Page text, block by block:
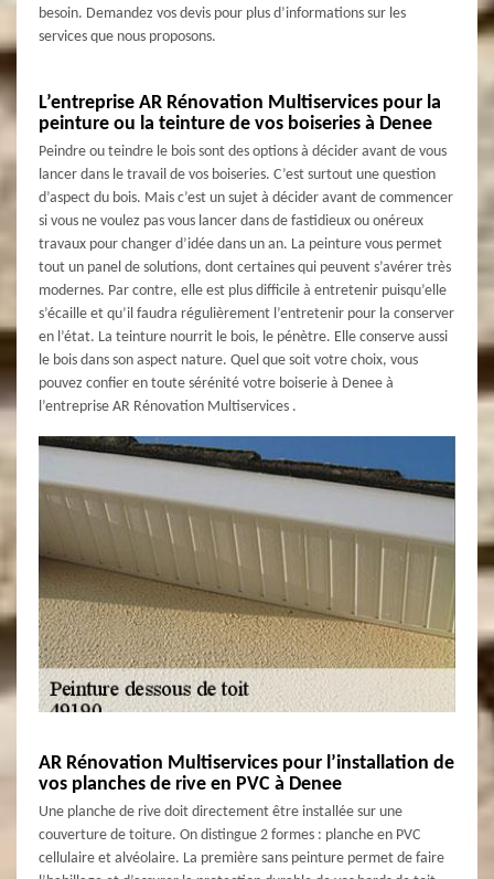
besoin. Demandez vos devis pour plus d’informations sur les
services que nous proposons.
L’entreprise AR Rénovation Multiservices pour la
peinture ou la teinture de vos boiseries à Denee
Peindre ou teindre le bois sont des options à décider avant de vous
lancer dans le travail de vos boiseries. C’est surtout une question
d’aspect du bois. Mais c’est un sujet à décider avant de commencer
si vous ne voulez pas vous lancer dans de fastidieux ou onéreux
travaux pour changer d’idée dans un an. La peinture vous permet
tout un panel de solutions, dont certaines qui peuvent s’avérer très
modernes. Par contre, elle est plus difficile à entretenir puisqu’elle
s’écaille et qu’il faudra régulièrement l’entretenir pour la conserver
en l’état. La teinture nourrit le bois, le pénètre. Elle conserve aussi
le bois dans son aspect nature. Quel que soit votre choix, vous
pouvez confier en toute sérénité votre boiserie à Denee à
l’entreprise AR Rénovation Multiservices .
AR Rénovation Multiservices pour l’installation de
vos planches de rive en PVC à Denee
Une planche de rive doit directement être installée sur une
couverture de toiture. On distingue 2 formes : planche en PVC
cellulaire et alvéolaire. La première sans peinture permet de faire